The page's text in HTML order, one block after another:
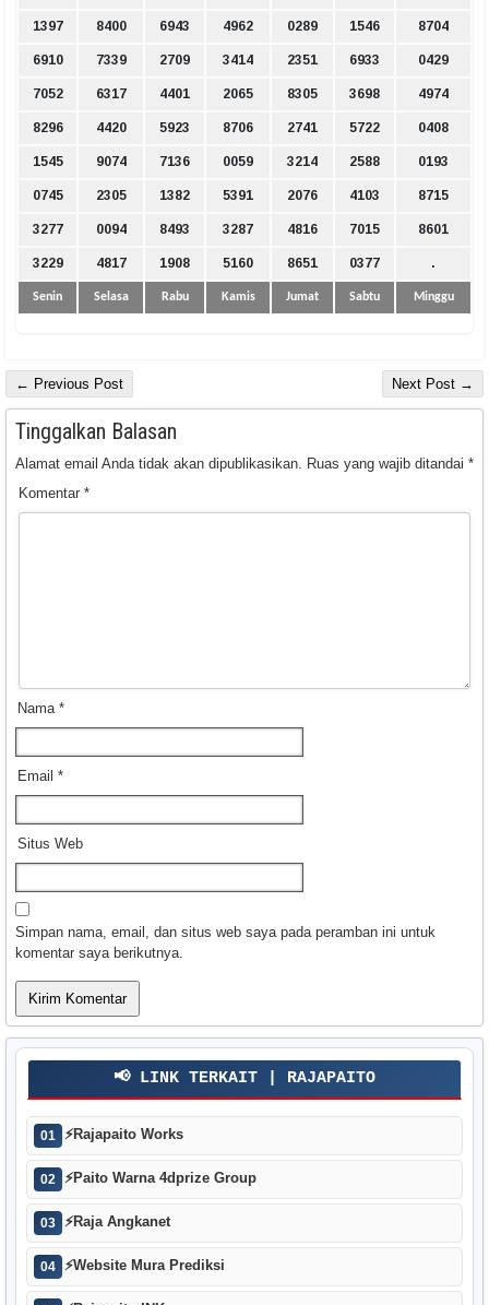
1397 8400 6943 4962 0289 1546 8704
6910 7339 2709 3414 2351 6933 0429
7052 6317 4401 2065 8305 3698 4974
8296 4420 5923 8706 2741 5722 0408
1545 9074 7136 0059 3214 2588 0193
0745 2305 1382 5391 2076 4103 8715
3277 0094 8493 3287 4816 7015 8601
3229 4817 1908 5160 8651 0377 .
Senin Selasa Rabu Kamis Jumat Sabtu Minggu
← Previous Post Next Post →
Tinggalkan Balasan
Alamat email Anda tidak akan dipublikasikan. Ruas yang wajib ditandai *
Komentar *
Nama *
Email *
Situs Web
Simpan nama, email, dan situs web saya pada peramban ini untuk
komentar saya berikutnya.
📢 LINK TERKAIT | RAJAPAITO
01 ⚡Rajapaito Works
02 ⚡Paito Warna 4dprize Group
03 ⚡Raja Angkanet
04 ⚡Website Mura Prediksi